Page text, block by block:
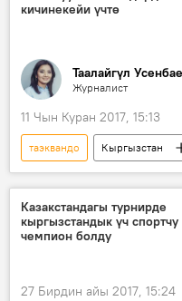
кичинекейи үчтө
Таалайгүл
Журналист
11 Чын Куран 2017, 15:13
таэквандо Кыргызстан
Коом
Спорт
спорттук зал
Казакстандагы турнирде
кыргызстандык үч
чемпион болду
27 Бирдин айы 2017, 15:24